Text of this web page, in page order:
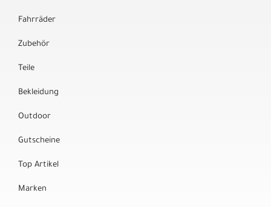
Fahrräder
Zubehör
Teile
Bekleidung
Outdoor
Gutscheine
Top Artikel
Marken